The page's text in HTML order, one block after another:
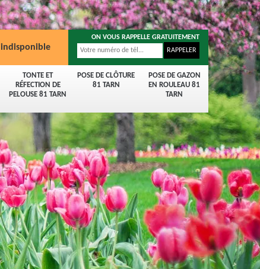
TONTE ET
RÉFECTION DE
PELOUSE 81 TARN
POSE DE CLÔTURE
81 TARN
POSE DE GAZON
EN ROULEAU 81
TARN
indisponible
ON VOUS RAPPELLE GRATUITEMENT